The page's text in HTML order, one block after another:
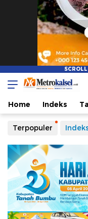
Metro Kalsel
Media Online
Home Indeks
Terpopuler